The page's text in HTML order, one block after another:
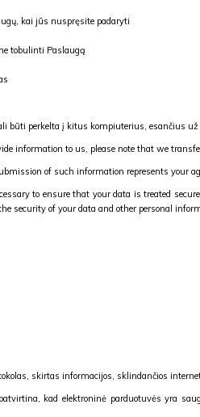
kai jūs nuspręsite padaryti
tobulinti Paslaugą
būti perkelta į kitus kompiuterius, esančius
information to us, please note that we
of such information represents your
to ensure that your data is treated
security of your data and other personal
skirtas informacijos, sklindančios
kad elektroninė parduotuvės yra